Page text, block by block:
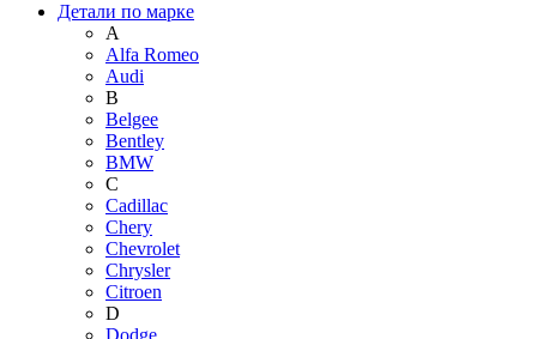
Детали по марке
A
Alfa Romeo
Audi
B
Belgee
Bentley
BMW
C
Cadillac
Chery
Chevrolet
Chrysler
Citroen
D
Dodge